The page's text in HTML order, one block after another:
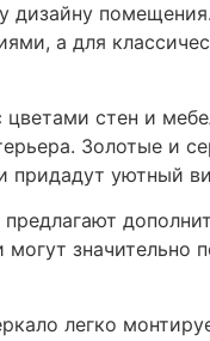
дизайну
а для
стен и
Золотые и
придадут уютный
значительно
легко